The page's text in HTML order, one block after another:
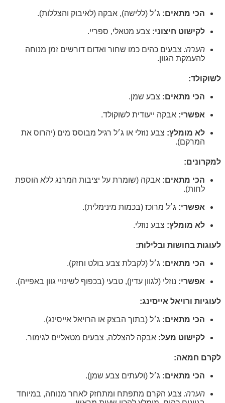
הכי מתאים: ג׳ל (ללישה), אבקה (לאיבוק והצללות).
לקישוט חיצוני: צבע מטאלי, ספריי.
הערה: צבעים כהים כמו שחור ואדום דורשים זמן מנוחה
להעמקת הגוון.
לשוקולד:
הכי מתאים: צבע שמן.
אפשרי: אבקה ייעודית לשוקולד.
לא מומלץ: צבע נוזלי או ג׳ל רגיל מבוסס מים (יהרוס את
המרקם).
למקרונים:
הכי מתאים: אבקה (שומרת על יציבות המרנג ללא הוספת
לחות).
אפשרי: ג׳ל מרוכז (בכמות מינימלית).
לא מומלץ: צבע נוזלי.
לעוגות בחושות ובלילות:
הכי מתאים: ג׳ל (לקבלת צבע בולט וחזק).
אפשרי: נוזלי (לגוון עדין), טבעי (בכפוף לשינויי גוון באפייה).
לעוגיות ורויאל אייסינג:
הכי מתאים: ג׳ל (בתוך הבצק או הרויאל אייסינג).
לקישוט מעל: אבקה להצללה, צבעים מטאליים לגימור.
לקרם חמאה:
הכי מתאים: ג׳ל (ולעתים צבע שמן).
הערה: צבע הקרם מתפתח ומתחזק לאחר מנוחה, במיוחד